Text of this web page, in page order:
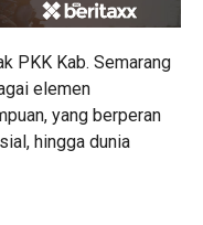
PKK Kab. Semarang
elemen
yang berperan
hingga dunia